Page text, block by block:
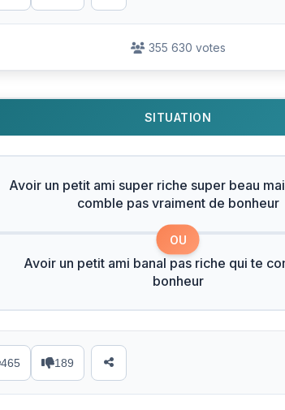
355 630 votes
SITUATION
Avoir un petit ami super riche super beau
comble pas vraiment de bonheur
OU
Avoir un petit ami banal pas riche qui te
bonheur
465 189